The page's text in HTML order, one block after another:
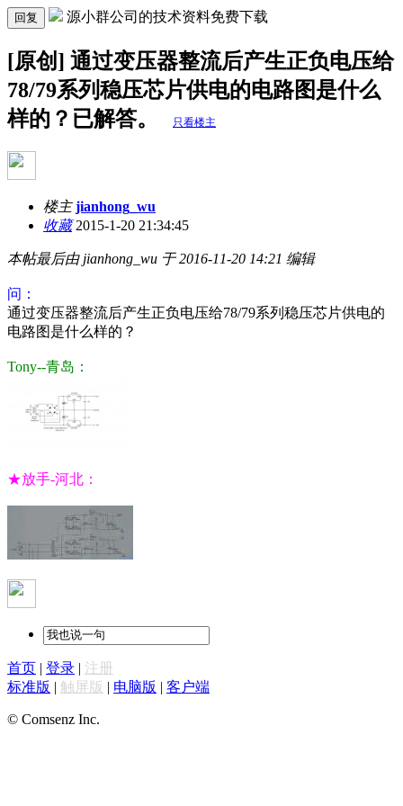
回复 源小群公司的技术资料免费下载
[原创] 通过变压器整流后产生正负电压给
78/79系列稳压芯片供电的电路图是什么
样的？已解答。
只看楼主
楼主 jianhong_wu
收藏2015-1-20 21:34:45
本帖最后由 jianhong_wu 于 2016-11-20 14:21 编辑
问：
通过变压器整流后产生正负电压给78/79系列稳压芯片供电的
电路图是什么样的？
Tony--青岛：
★放手-河北：
首页 | 登录 | 注册
标准版 | 触屏版 | 电脑版 | 客户端
© Comsenz Inc.